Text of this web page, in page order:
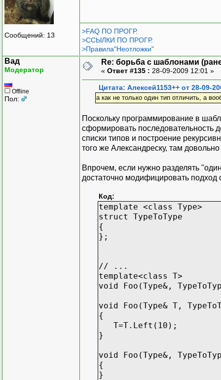
};
Сообщений: 13
>FAQ ПО ПРОГР.
>ССЫЛКИ ПО ПРОГР.
>Правила"Неотложки"
Вад
Модератор
Offline
Пол:
Re: борьба с шаблонами
« Ответ #135 : 28-09-2009 12:01 »
Цитата: Алексей1153++ от 28-09-
а как не только один тип отличить, а
Поскольку программирование в
сформировать последовательность
списки типов и построение
того же Александреску, там
Впрочем, если нужно разделять
достаточно модифицировать подход
Код:
template <class Type>
struct TypeToType
{
};
// ...
template<class T>
void Foo(Type&,
void Foo(Type& T,
{
T=T.Left(10);
}
void Foo(Type&,
{
}